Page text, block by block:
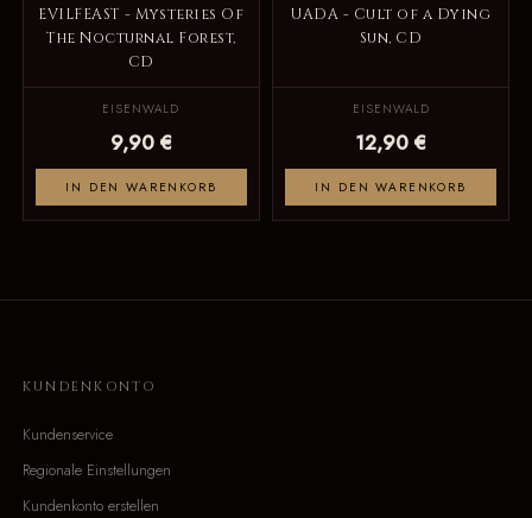
EVILFEAST - Mysteries Of
The Nocturnal Forest,
CD
EISENWALD
9,90 €
IN DEN WARENKORB
UADA - Cult of a Dying
Sun, CD
EISENWALD
12,90 €
IN DEN WARENKORB
KUNDENKONTO
Kundenservice
Regionale Einstellungen
Kundenkonto erstellen